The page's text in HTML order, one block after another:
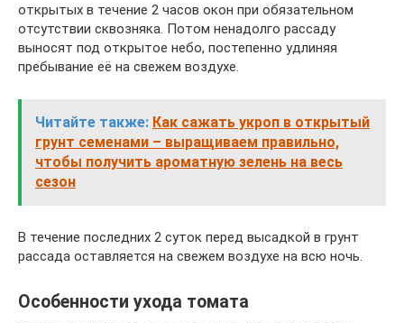
открытых в течение 2 часов окон при обязательном
отсутствии сквозняка. Потом ненадолго рассаду
выносят под открытое небо, постепенно удлиняя
пребывание её на свежем воздухе.
Читайте также: Как сажать укроп в открытый
грунт семенами – выращиваем правильно,
чтобы получить ароматную зелень на весь
сезон
В течение последних 2 суток перед высадкой в грунт
рассада оставляется на свежем воздухе на всю ночь.
Особенности ухода томата